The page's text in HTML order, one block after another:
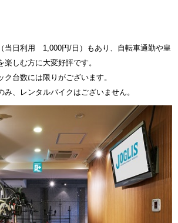
当日利用 1,000円/日）もあり、自転車通勤や皇
しむ方に大変好評です。
台数には限りがございます。
、レンタルバイクはございません。